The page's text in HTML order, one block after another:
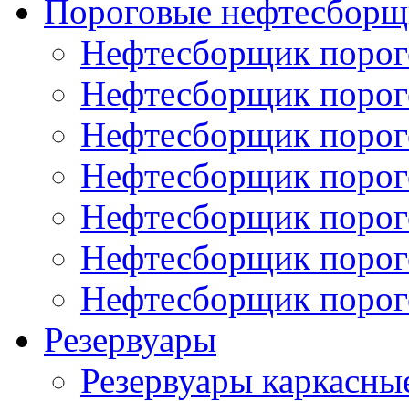
Пороговые
Нефтесборщик
Нефтесборщик
Нефтесборщик
Нефтесборщик
Нефтесборщик
Нефтесборщик
Нефтесборщик
Резервуары
Резервуары